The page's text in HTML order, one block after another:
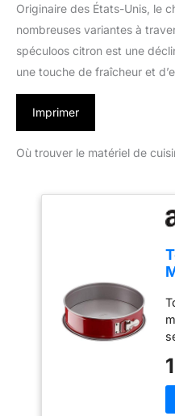
Originaire des États-Unis, le
nombreuses variantes à
spéculoos citron est une
une touche de fraîcheur et
Imprimer
Où trouver le matériel de
-